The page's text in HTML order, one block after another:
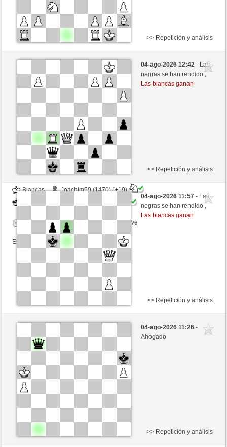
Negras
kasch (1214) (-5)
GID1955 (1523) (+5)
Tiempo: 4 minutes/side + 9 seconds/move
>> Repetición y análisis
04-ago-2026 12:42- Las
negras se han rendido ,
Las blancas ganan
Blancas
Joachim59 (1470) (+19)
Tiempo: 7 minutes/side + 0 seconds/move
Esta partida es por puntos
>> Repetición y análisis
04-ago-2026 11:57- Las
negras se han rendido ,
Las blancas ganan
Blancas
waggie (1451) (+21)
Tiempo: 3 minutes/side + 3 seconds/move
Esta partida es por puntos
>> Repetición y análisis
04-ago-2026 11:26-
Ahogado
>> Repetición y análisis